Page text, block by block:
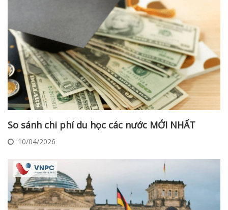
So sánh chi phí du học các nước MỚI NHẤT
10/04/2026